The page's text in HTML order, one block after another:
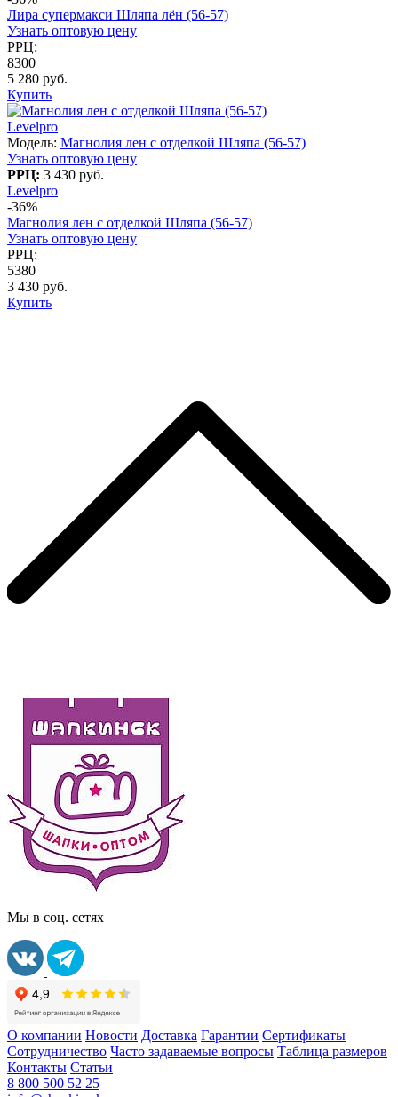
Лира супермакси Шляпа лён (56-57)
Узнать оптовую цену
РРЦ:
8300
5 280 руб.
Купить
Levelpro
Модель: Магнолия лен с отделкой Шляпа (56-57)
Узнать оптовую цену
РРЦ: 3 430 руб.
Levelpro
-36%
Магнолия лен с отделкой Шляпа (56-57)
Узнать оптовую цену
РРЦ:
5380
3 430 руб.
Купить
Мы в соц. сетях
О компании Новости Доставка Гарантии Сертификаты
Сотрудничество Часто задаваемые вопросы Таблица размеров
Контакты Статьи
8 800 500 52 25